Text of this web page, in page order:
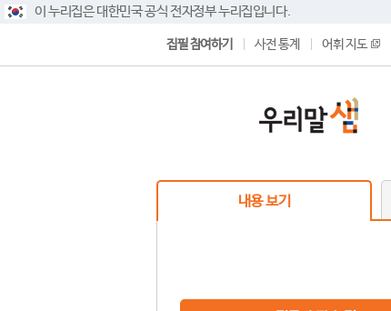
이 누리집은 대한민국 공식 전자정부 누리집입니다.
집필 참여하기 사전 통계 어휘 지도
내용 보기